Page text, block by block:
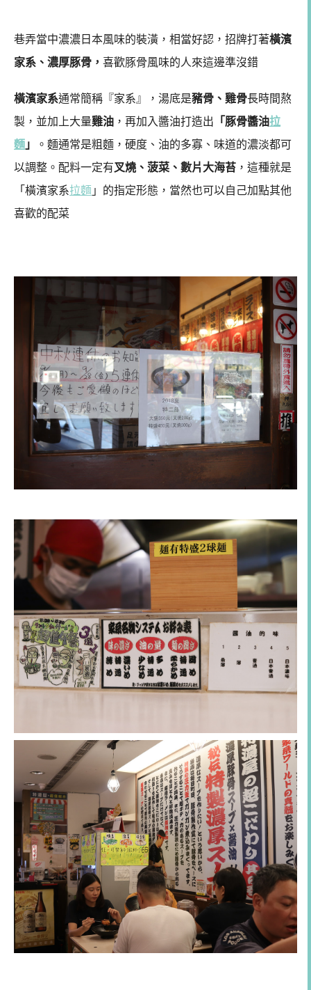
巷弄當中濃濃日本風味的裝潢，相當好認，招牌打著橫濱
家系、濃厚豚骨， 喜歡豚骨風味的人來這邊準沒錯
橫濱家系通常簡稱『家系』，湯底是豬骨、雞骨長時間熬
製，並加上大量雞油 ，再加入醬油打造出 「豚骨醬油拉
麵 」
。麵通常是粗麵，硬度、油的多寡、味道的濃淡都可
以調整。配料一定有叉燒、菠菜、數片大海苔 ，這種就是
「橫濱家系拉麵 」的指定形態，當然也可以自己加點其他
喜歡的配菜